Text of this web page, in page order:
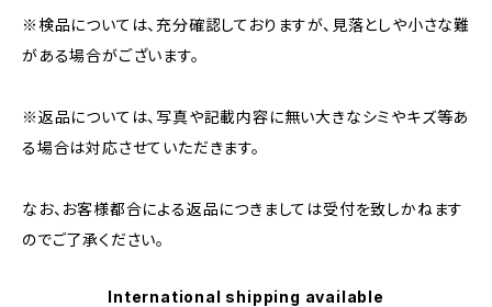
※検品については、充分確認しておりますが、見落としや小さな難
がある場合がございます。
※返品については、写真や記載内容に無い大きなシミやキズ等あ
る場合は対応させていただきます。
なお、お客様都合による返品につきましては受付を致しかねます
のでご了承ください。
International shipping available